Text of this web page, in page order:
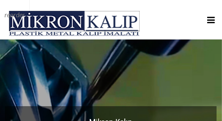
reorder